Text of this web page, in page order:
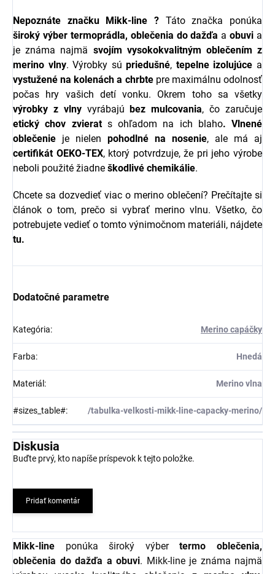
Nepoznáte značku Mikk-line ? Táto značka ponúka
široký výber termoprádla, oblečenia do dažďa aobuvi a
je známa najmä svojím vysokokvalitným oblečením z
merino vlny. Výrobky súpriedušné, tepelne izolujúce a
vystužené na kolenách a chrbtepre maximálnu odolnosť
počas hry vašich detí vonku. Okrem toho sa všetky
výrobky z vlnyvyrábajúbez mulcovania, čo zaručuje
etický chov zvierat s ohľadom na ich blaho. Vlnené
oblečenie je nielen pohodlné na nosenie, ale má aj
certifikát OEKO-TEX, ktorý potvrdzuje, že pri jeho výrobe
neboli použité žiadne škodlivé chemikálie.
Chcete sa dozvedieť viac o merino oblečení? Prečítajte si
článok o tom, prečo si vybrať merino vlnu. Všetko, čo
potrebujete vedieť o tomto výnimočnom materiáli, nájdete
tu.
Dodatočné parametre
Kategória: Merino capáčky
Farba: Hnedá
Materiál : Merino vlna
#sizes_table#: /tabulka-velkosti-mikk-line-capacky-merino/
Diskusia
Buďte prvý, kto napíše príspevok k tejto položke.
Pridať komentár
Mikk-line ponúka široký výbertermo oblečenia,
oblečenia do dažďa a obuvi. Mikk-line je známa najmä